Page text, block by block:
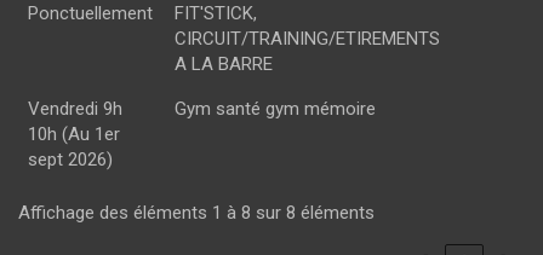
Ponctuellement
FIT'STICK,
CIRCUIT/TRAINING/ETIREMENTS
A LA BARRE
Vendredi 9h
10h (Au 1er
sept 2026)
Gym santé gym mémoire
Affichage des éléments 1 à 8 sur 8 éléments